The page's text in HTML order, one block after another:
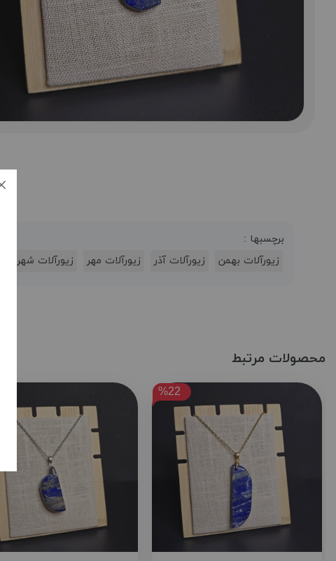
برچسبها :
زیورآلات بهمن
زیورآلات آذر زیورآلات مهر زیورآلات شهریور
محصولات مرتبط
%22